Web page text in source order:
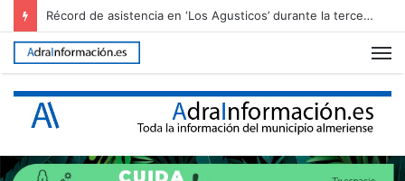
Récord de asistencia en ‘Los Agusticos’ durante la tercera jornada del Juergas Rock